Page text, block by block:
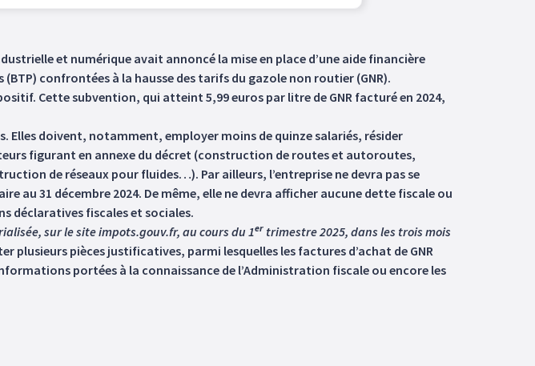
et numérique avait annoncé la mise en place d’une aide financière
confrontées à la hausse des tarifs du gazole non routier (GNR).
Cette subvention, qui atteint 5,99 euros par litre de GNR facturé en 2024,
Elles doivent, notamment, employer moins de quinze salariés, résider
figurant en annexe du décret (construction de routes et autoroutes,
de réseaux pour fluides…). Par ailleurs, l’entreprise ne devra pas se
au 31 décembre 2024. De même, elle ne devra afficher aucune dette fiscale ou
déclaratives fiscales et sociales.
sur le site impots.gouv.fr, au cours du 1er trimestre 2025, dans les trois mois
plusieurs pièces justificatives, parmi lesquelles les factures d’achat de GNR
portées à la connaissance de l’Administration fiscale ou encore les